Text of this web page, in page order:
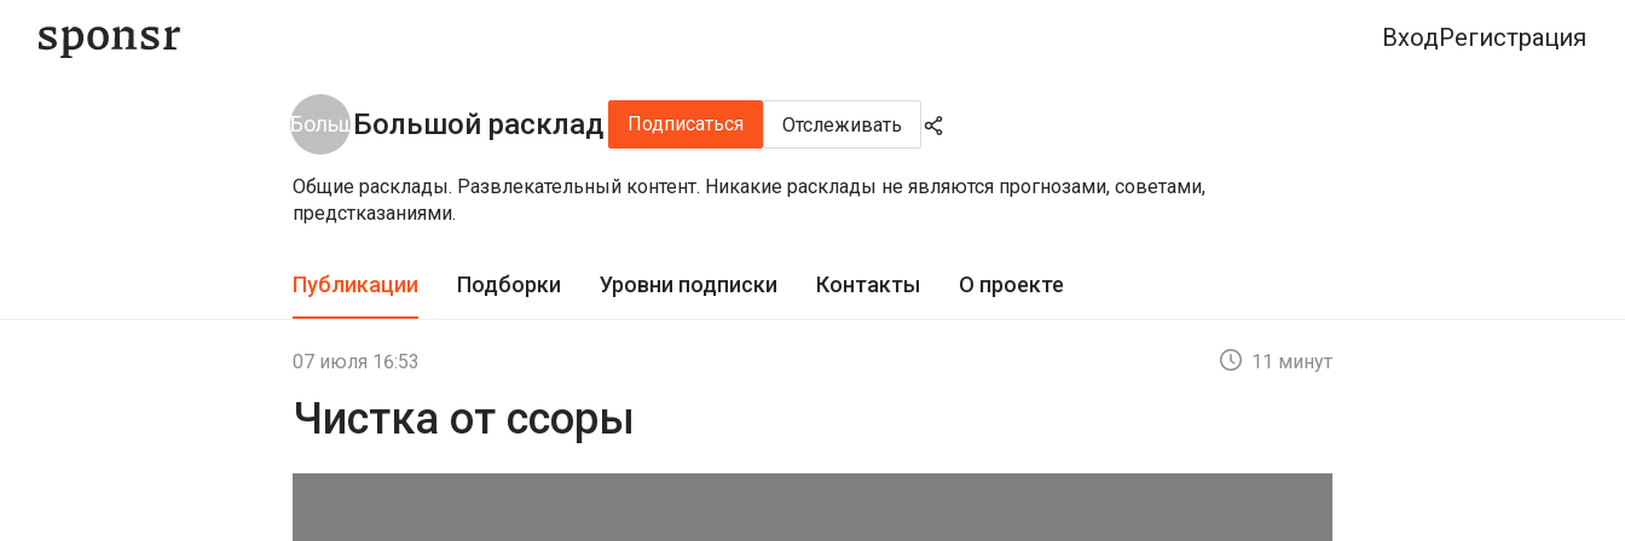
ВходРегистрация
Большой расклад Подписаться Отслеживать
Общие расклады. Развлекательный контент. Никакие расклады не являются прогнозами, советами,
предстказаниями.
Публикации Подборки Уровни подписки Контакты О проекте
07 июля 16:53 11 минут
Чистка от ссоры